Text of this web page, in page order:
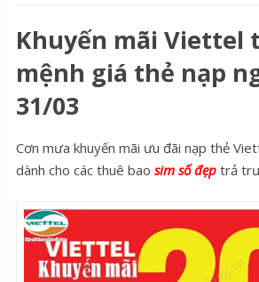
Khuyến mãi Viettel
mệnh giá thẻ nạp
31/03
Cơn mưa khuyến mãi ưu đãi nạp thẻ
dành cho các thuê bao sim số đẹp trả